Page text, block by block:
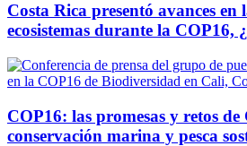
Costa Rica presentó avances en
ecosistemas durante la COP16,
COP16: las promesas y retos
conservación marina y pesca